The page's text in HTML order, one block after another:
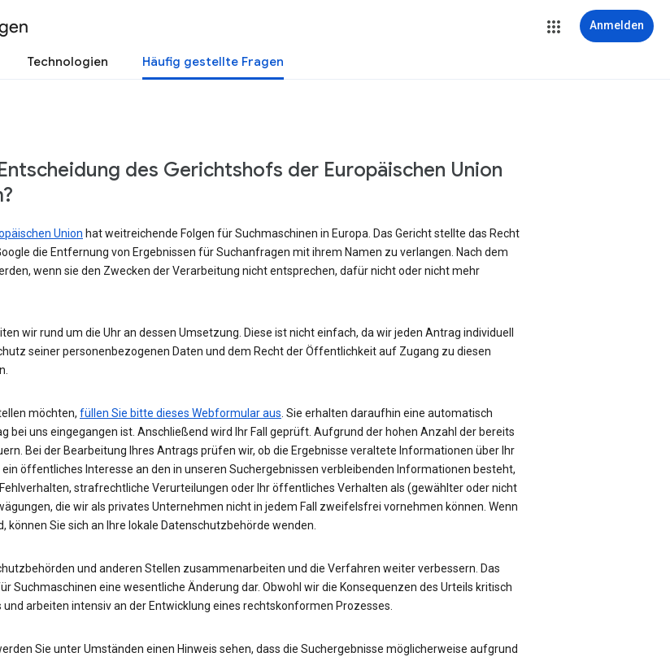
Anmelden
Technologien Häufig gestellte Fragen
des Gerichtshofs der Europäischen Union
Union hat weitreichende Folgen für Suchmaschinen in Europa. Das Gericht stellte das Recht
die Entfernung von Ergebnissen für Suchanfragen mit ihrem Namen zu verlangen. Nach dem
wenn sie den Zwecken der Verarbeitung nicht entsprechen, dafür nicht oder nicht mehr
wir rund um die Uhr an dessen Umsetzung. Diese ist nicht einfach, da wir jeden Antrag individuell
seiner personenbezogenen Daten und dem Recht der Öffentlichkeit auf Zugang zu diesen
möchten, füllen Sie bitte dieses Webformular aus . Sie erhalten daraufhin eine automatisch
uns eingegangen ist. Anschließend wird Ihr Fall geprüft. Aufgrund der hohen Anzahl der bereits
Bei der Bearbeitung Ihres Antrags prüfen wir, ob die Ergebnisse veraltete Informationen über Ihr
öffentliches Interesse an den in unseren Suchergebnissen verbleibenden Informationen besteht,
strafrechtliche Verurteilungen oder Ihr öffentliches Verhalten als (gewählter oder nicht
die wir als privates Unternehmen nicht in jedem Fall zweifelsfrei vornehmen können. Wenn
Sie sich an Ihre lokale Datenschutzbehörde wenden.
und anderen Stellen zusammenarbeiten und die Verfahren weiter verbessern. Das
Suchmaschinen eine wesentliche Änderung dar. Obwohl wir die Konsequenzen des Urteils kritisch
arbeiten intensiv an der Entwicklung eines rechtskonformen Prozesses.
Sie unter Umständen einen Hinweis sehen, dass die Suchergebnisse möglicherweise aufgrund